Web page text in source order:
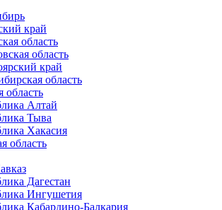
край
область
область
край
область
область
Алтай
Тыва
Хакасия
область
Дагестан
Ингушетия
Кабардино-Балкария